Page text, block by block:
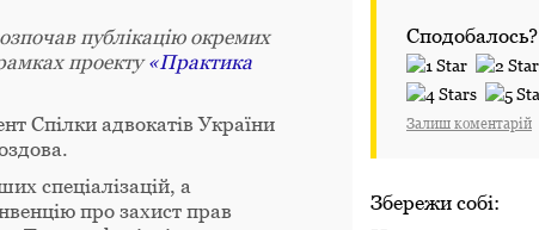
публікацію окремих
проекту«Практика
Спілки адвокатів України
спеціалізацій, а
про захист прав
Сподобалось?
Залиш коментарій
Збережи собі: